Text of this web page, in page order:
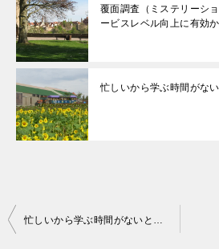
覆面調査（ミステリーシ
ービスレベル向上に有効
忙しいから学ぶ時間がな
投
忙しいから学ぶ時間がないという人に！！